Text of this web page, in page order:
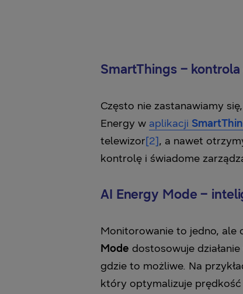
SmartThings –
Często nie zastanawiamy
Energy w aplikacji
telewizor[2], a nawet
kontrolę i świadome
AI Energy Mode –
Monitorowanie to jedno, ale
Mode dostosowuje
gdzie to możliwe. Na
który optymalizuje